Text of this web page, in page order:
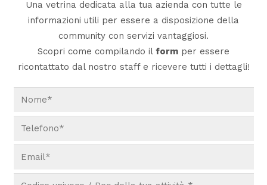
Una vetrina dedicata alla tua azienda con tutte le
informazioni utili per essere a disposizione della
community con servizi vantaggiosi.
Scopri come compilando il form per essere
ricontattato dal nostro staff e ricevere tutti i dettagli!